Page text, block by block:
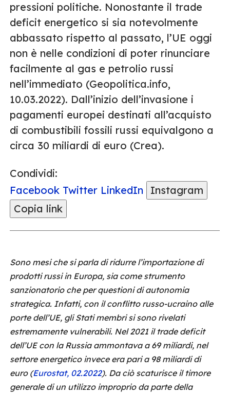
pressioni politiche. Nonostante il trade
deficit energetico si sia notevolmente
abbassato rispetto al passato, l’UE oggi
non è nelle condizioni di poter rinunciare
facilmente al gas e petrolio russi
nell’immediato (Geopolitica.info,
10.03.2022). Dall’inizio dell’invasione i
pagamenti europei destinati all’acquisto
di combustibili fossili russi equivalgono a
circa 30 miliardi di euro (Crea).
Condividi:
Facebook Twitter LinkedIn
Instagram
Copia link
Sono mesi che si parla di ridurre l’importazione di
prodotti russi in Europa, sia come strumento
sanzionatorio che per questioni di autonomia
strategica. Infatti, con il conflitto russo-ucraino alle
porte dell’UE, gli Stati membri si sono rivelati
estremamente vulnerabili. Nel 2021 il trade deficit
dell’UE con la Russia ammontava a 69 miliardi, nel
settore energetico invece era pari a 98 miliardi di
euro (Eurostat, 02.2022). Da ciò scaturisce il timore
generale di un utilizzo improprio da parte della